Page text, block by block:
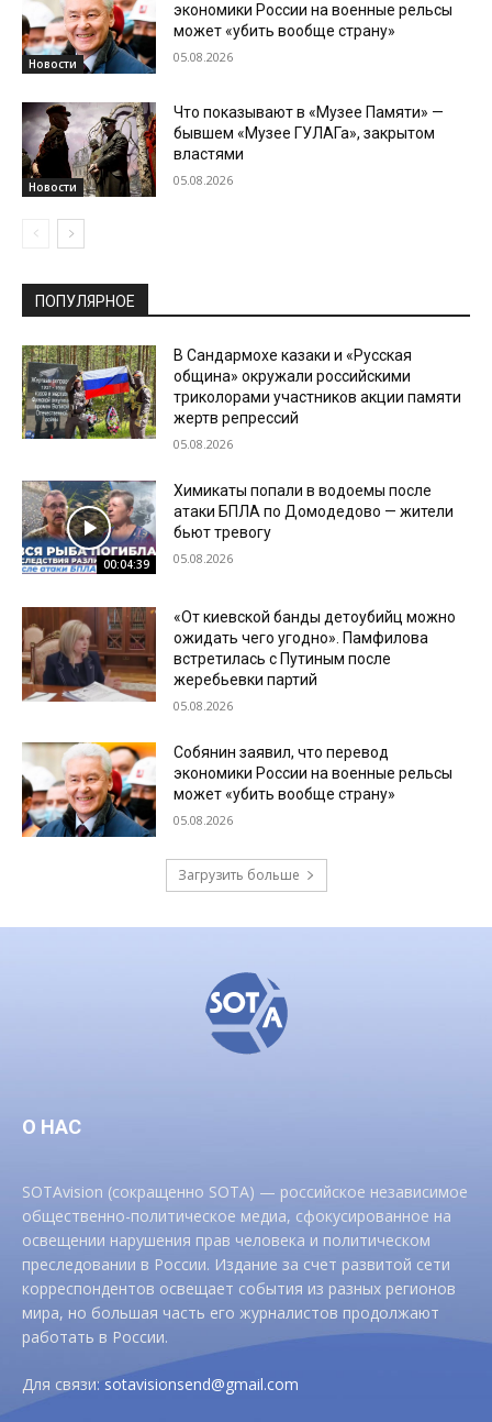
Новости
экономики России на военные рельсы
может «убить вообще страну»
05.08.2026
Новости
Что показывают в «Музее Памяти» —
бывшем «Музее ГУЛАГа», закрытом
властями
05.08.2026
ПОПУЛЯРНОЕ
В Сандармохе казаки и «Русская
община» окружали российскими
триколорами участников акции памяти
жертв репрессий
05.08.2026
00:04:39
Химикаты попали в водоемы после
атаки БПЛА по Домодедово — жители
бьют тревогу
05.08.2026
«От киевской банды детоубийц можно
ожидать чего угодно». Памфилова
встретилась с Путиным после
жеребьевки партий
05.08.2026
Собянин заявил, что перевод
экономики России на военные рельсы
может «убить вообще страну»
05.08.2026
Загрузить больше
О НАС
SOTAvision (сокращенно SOTA) — российское независимое
общественно-политическое медиа, сфокусированное на
освещении нарушения прав человека и политическом
преследовании в России. Издание за счет развитой сети
корреспондентов освещает события из разных регионов
мира, но большая часть его журналистов продолжают
работать в России.
Для связи:sotavisionsend@gmail.com